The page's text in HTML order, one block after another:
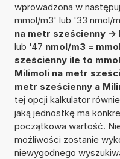
wprowadzona w
mmol/m3' lub '33 nmol/
na metr sześcienny -
lub '47 nmol/m3 =
sześcienny ile to
Milimoli na metr
metr sześcienny a
tej opcji kalkulator
jaką jednostkę ma
początkowa wartość.
możliwości zostanie
niewygodnego